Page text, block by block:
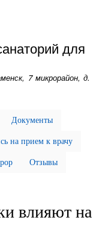
для
7 микрорайон, д.
Документы
на прием к врачу
Отзывы
влияют на